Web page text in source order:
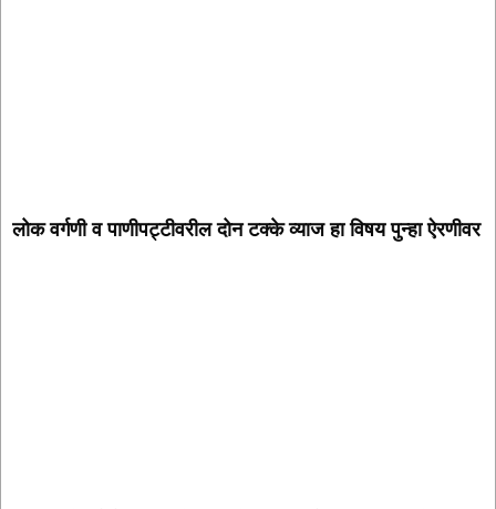
लोक वर्गणी व पाणीपट्टीवरील दोन टक्के व्याज हा विषय पुन्हा ऐरणीवर